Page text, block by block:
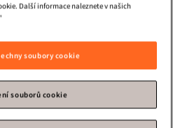
Další informace naleznete v našich
soubory cookie
souborů cookie